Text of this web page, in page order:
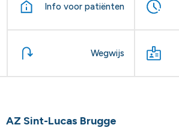
Info voor patiënten
Wegwijs
AZ Sint-Lucas Brugge